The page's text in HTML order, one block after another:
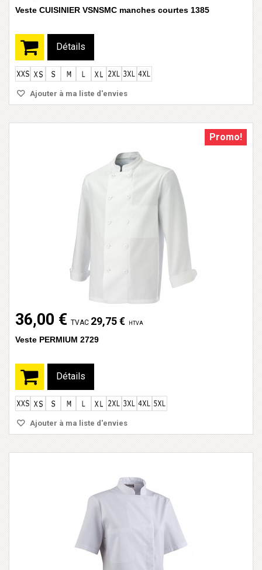
Veste CUISINIER VSNSMC manches courtes 1385
Détails
Ajouter à ma liste d'envies
Promo!
36,00 € TVAC 29,75 € HTVA
Veste PERMIUM 2729
Détails
Ajouter à ma liste d'envies